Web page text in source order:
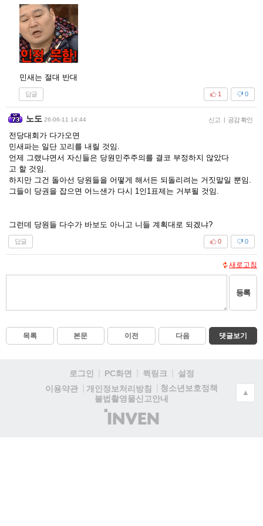
민새는 절대 반대
답글 0
1
노도 26-06-11 14:44 신고 | 공감 확인
전당대회가 다가오면
민새파는 일단 꼬리를 내릴 것임.
언제 그랬냐면서 자신들은 당원민주주의를 결코 부정하지 않았다
고 할 것임.
하지만 그건 돌아선 당원들을 어떻게 해서든 되돌리려는 거짓말일 뿐임.
그들이 당권을 잡으면 어느샌가 다시 1인1표제는 거부될 것임.
그런데 당원들 다수가 바보도 아니고 니들 계획대로 되겠냐?
답글 0
0
새로고침
등록
목록 본문 이전 다음 댓글보기
로그인 PC화면 퀵링크
설정
이용약관
개인정보처리방침
청소년보호정책
불법촬영물신고안내
(주)
인
▲